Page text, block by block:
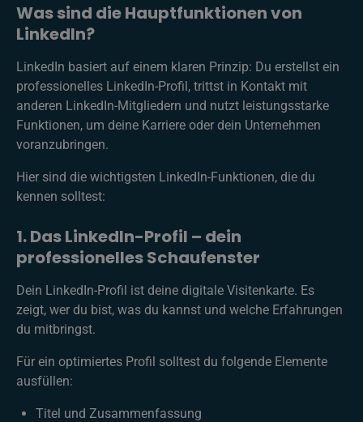
Was sind die Hauptfunktionen von
LinkedIn?
LinkedIn basiert auf einem klaren Prinzip: Du erstellst ein
professionelles LinkedIn-Profil, trittst in Kontakt mit
anderen LinkedIn-Mitgliedern und nutzt leistungsstarke
Funktionen, um deine Karriere oder dein Unternehmen
voranzubringen.
Hier sind die wichtigsten LinkedIn-Funktionen, die du
kennen solltest:
1. Das LinkedIn-Profil – dein
professionelles Schaufenster
Dein LinkedIn-Profil ist deine digitale Visitenkarte. Es
zeigt, wer du bist, was du kannst und welche Erfahrungen
du mitbringst.
Für ein optimiertes Profil solltest du folgende Elemente
ausfüllen:
Titel und Zusammenfassung